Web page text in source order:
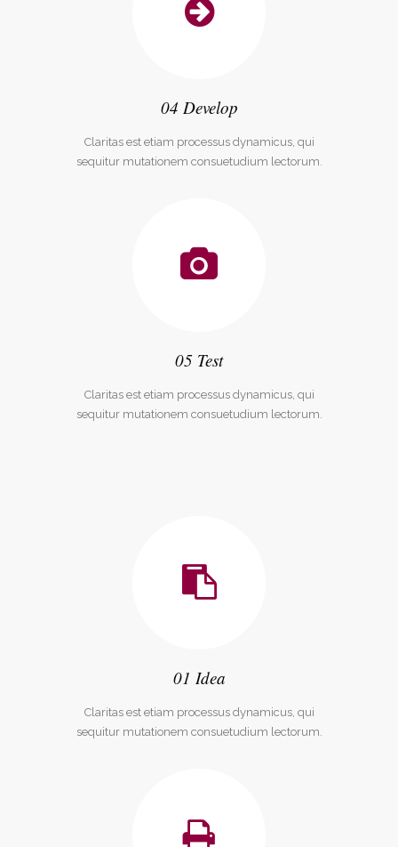
04 Develop
Claritas est etiam processus dynamicus, qui
sequitur mutationem consuetudium lectorum.
05 Test
Claritas est etiam processus dynamicus, qui
sequitur mutationem consuetudium lectorum.
01 Idea
Claritas est etiam processus dynamicus, qui
sequitur mutationem consuetudium lectorum.